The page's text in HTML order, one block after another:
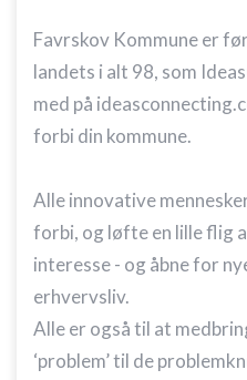
Favrskov Kommune er
landets i alt 98, som
med på
forbi din kommune.
Alle innovative
forbi, og løfte en lille flig
interesse - og åbne for
erhvervsliv.
Alle er også til at
‘problem’ til de